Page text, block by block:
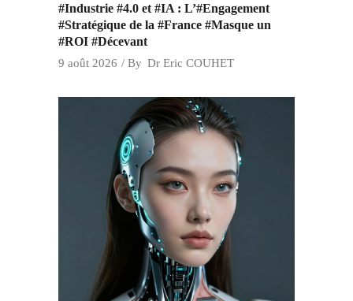
#Industrie #4.0 et #IA : L’#Engagement
#Stratégique de la #France #Masque un
#ROI #Décevant
9 août 2026 By Dr Eric COUHET